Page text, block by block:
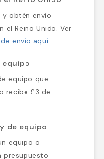
Reino Unido
y obtén envío
el Reino Unido. Ver
envío aquí
equipo
equipo que
recibe £3 de
de equipo
equipo o